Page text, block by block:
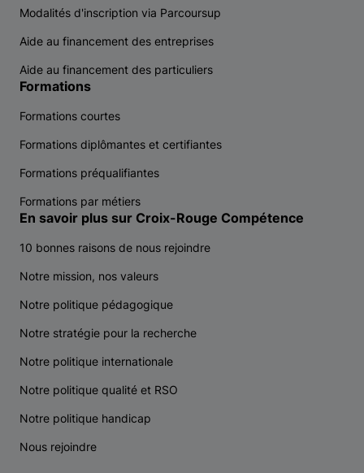
Modalités d'inscription via Parcoursup
Aide au financement des entreprises
Aide au financement des particuliers
Formations
Formations courtes
Formations diplômantes et certifiantes
Formations préqualifiantes
Formations par métiers
En savoir plus sur Croix-Rouge Compétence
10 bonnes raisons de nous rejoindre
Notre mission, nos valeurs
Notre politique pédagogique
Notre stratégie pour la recherche
Notre politique internationale
Notre politique qualité et RSO
Notre politique handicap
Nous rejoindre